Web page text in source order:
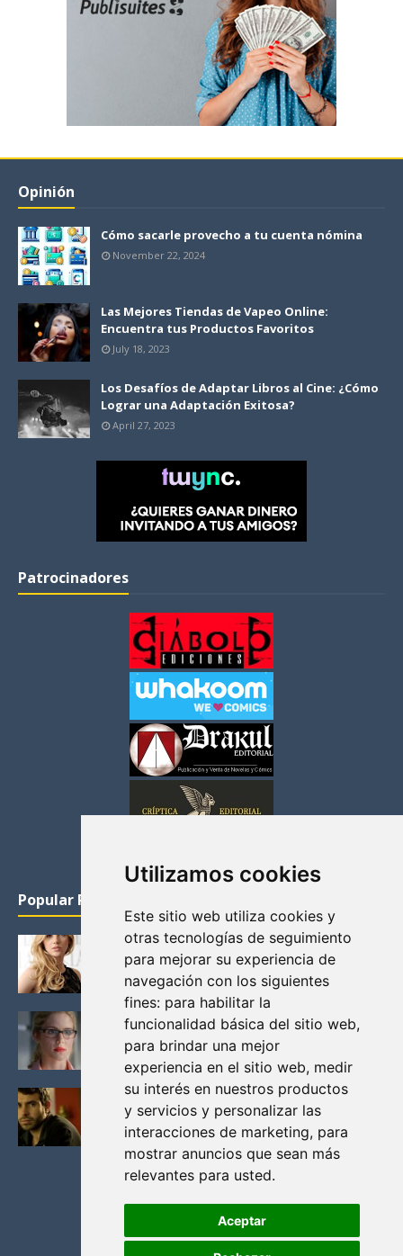
Utilizamos cookies
Este sitio web utiliza cookies y
otras tecnologías de seguimiento
para mejorar su experiencia de
navegación con los siguientes
fines: para habilitar la
funcionalidad básica del sitio web,
para brindar una mejor
experiencia en el sitio web, medir
su interés en nuestros productos
y servicios y personalizar las
interacciones de marketing, para
mostrar anuncios que sean más
relevantes para usted.
Aceptar
Opinión
Cómo sacarle provecho a tu cuenta nómina
November 22, 2024
Las Mejores Tiendas de Vapeo Online:
Encuentra tus Productos Favoritos
July 18, 2023
Los Desafíos de Adaptar Libros al Cine: ¿Cómo
Lograr una Adaptación Exitosa?
April 27, 2023
Patrocinadores
Popular Posts
KATHERYN WINNICK: LA ACTRIZ MAS GUAPA DE
VIKINGOS
Junio 14, 2013
FELICITY (EMILY BETT RICKARDS), LAS FOTOS
Noviembre 30, 2013
BLACK MIRROR: TODA TU HISTORIA. EPISODIO 3.
LA CRITICA
Mayo 17, 2012